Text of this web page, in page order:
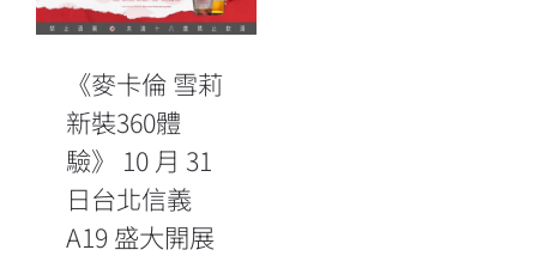
北信義 A19 盛
大開展
《麥卡倫 雪莉
新裝360體
驗》 10 月 31
日台北信義
A19 盛大開展